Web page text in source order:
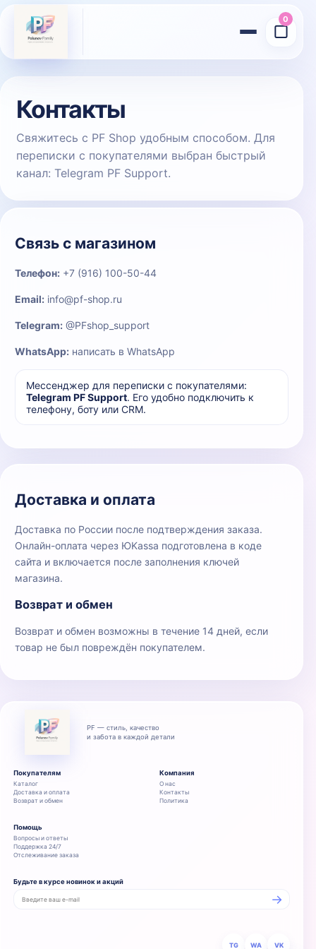
▢
0
Контакты
Свяжитесь с PF Shop удобным способом. Для
переписки с покупателями выбран быстрый
канал: Telegram PF Support.
Связь с магазином
Телефон: +7 (916) 100-50-44
Email: info@pf-shop.ru
Telegram: @PFshop_support
WhatsApp: написать в WhatsApp
Мессенджер для переписки с покупателями:
Telegram PF Support. Его удобно подключить к
телефону, боту или CRM.
Доставка и оплата
Доставка по России после подтверждения заказа.
Онлайн-оплата через ЮKassa подготовлена в коде
сайта и включается после заполнения ключей
магазина.
Возврат и обмен
Возврат и обмен возможны в течение 14 дней, если
товар не был повреждён покупателем.
PF — стиль, качество
и забота в каждой детали
Покупателям
Каталог
Доставка и оплата
Возврат и обмен
Компания
О нас
Контакты
Политика
Помощь
Вопросы и ответы
Поддержка 24/7
Отслеживание заказа
Будьте в курсе новинок и акций
→
TG WA VK